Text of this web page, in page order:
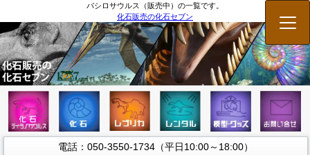
バシロサウルス（販売中）の一覧です。
化石販売の化石セブン
メ
電話：050-3550-1734（平日10:00～18:00）